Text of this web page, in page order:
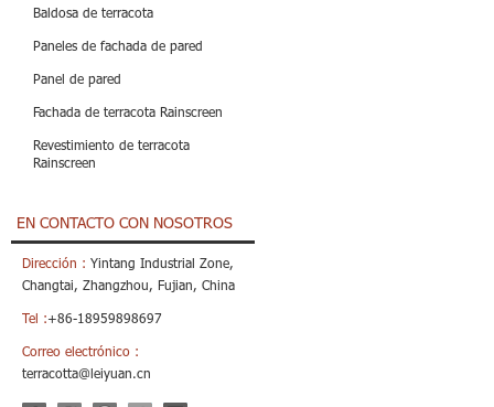
Baldosa de terracota
Paneles de fachada de pared
Panel de pared
Fachada de terracota Rainscreen
Revestimiento de terracota
Rainscreen
EN CONTACTO CON NOSOTROS
Dirección : Yintang Industrial Zone,
Changtai, Zhangzhou, Fujian, China
Tel :+86-18959898697
Correo electrónico :
terracotta@leiyuan.cn